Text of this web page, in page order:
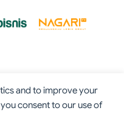
and to improve your
consent to our use of